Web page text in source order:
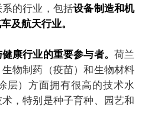
的行业，包括设备制造和机
及航天行业。
康行业的重要参与者。 荷兰
物制药（疫苗）和生物材料
层）方面拥有很高的技术水
，特别是种子育种、园艺和